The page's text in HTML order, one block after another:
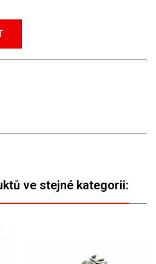
ve stejné kategorii: